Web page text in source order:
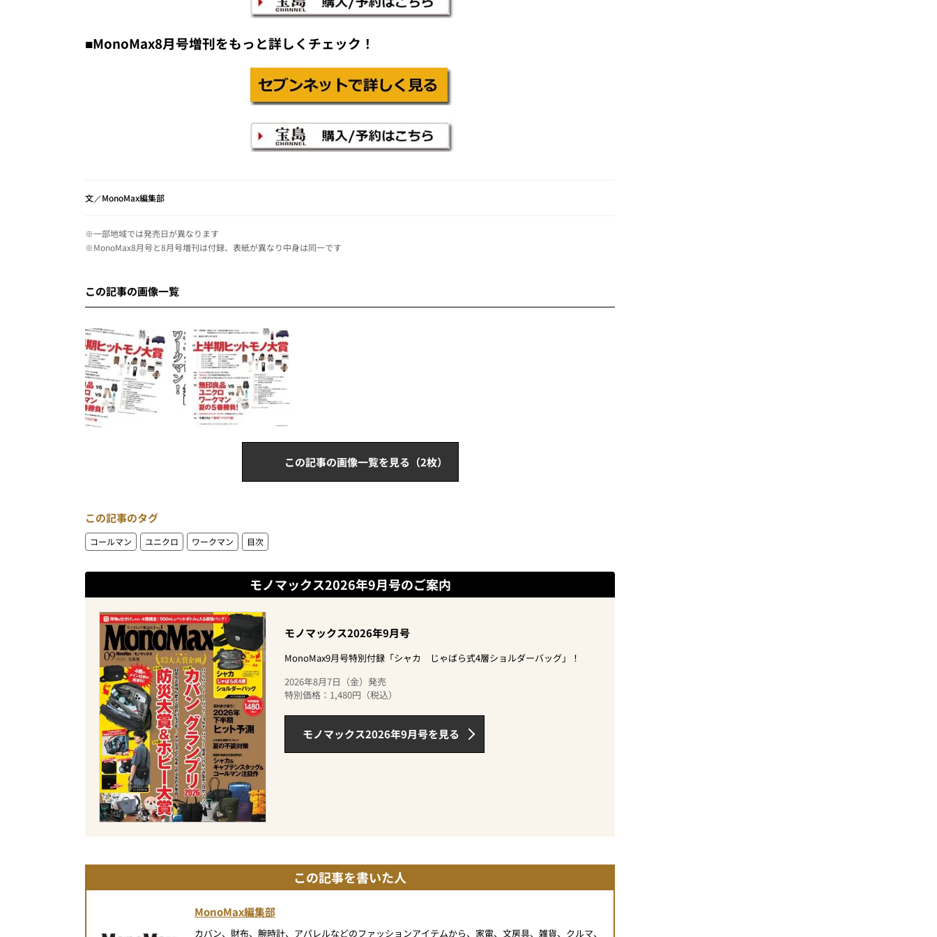
■MonoMax8月号増刊をもっと詳しくチェック！
文／MonoMax編集部
※一部地域では発売日が異なります
※MonoMax8月号と8月号増刊は付録、表紙が異なり中身は同一です
この記事の画像一覧
この記事の画像一覧を見る（2枚）
この記事のタグ
コールマン ユニクロ ワークマン 目次
モノマックス2026年9月号のご案内
モノマックス2026年9月号
MonoMax9月号特別付録「シャカ じゃばら式4層ショルダーバッグ」！
2026年8月7日（金）発売
特別価格：1,480円（税込）
モノマックス2026年9月号を見る
この記事を書いた人
MonoMax編集部
カバン、財布、腕時計、アパレルなどのファッションアイテムから、家電、文房具、雑貨、クルマ、